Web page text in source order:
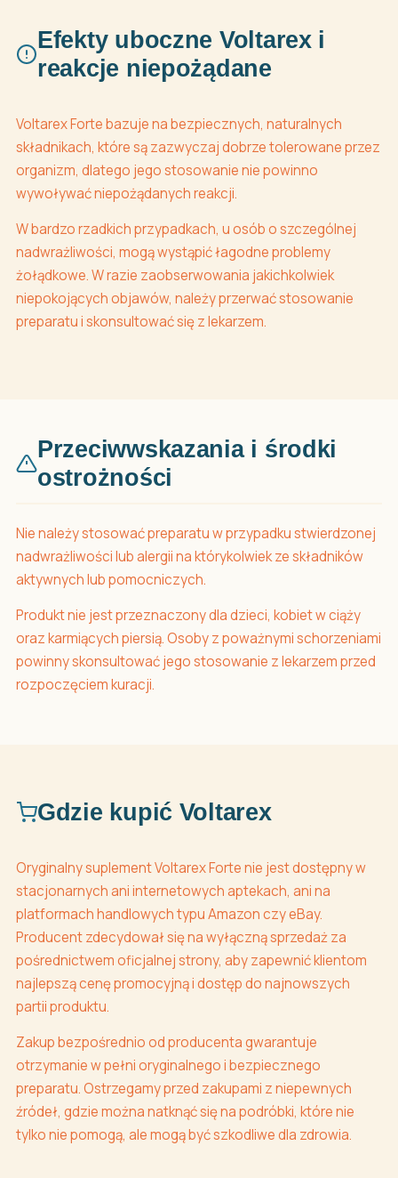
Efekty uboczne Voltarex i
reakcje niepożądane
Voltarex Forte bazuje na bezpiecznych, naturalnych
składnikach, które są zazwyczaj dobrze tolerowane przez
organizm, dlatego jego stosowanie nie powinno
wywoływać niepożądanych reakcji.
W bardzo rzadkich przypadkach, u osób o szczególnej
nadwrażliwości, mogą wystąpić łagodne problemy
żołądkowe. W razie zaobserwowania jakichkolwiek
niepokojących objawów, należy przerwać stosowanie
preparatu i skonsultować się z lekarzem.
Przeciwwskazania i środki
ostrożności
Nie należy stosować preparatu w przypadku stwierdzonej
nadwrażliwości lub alergii na którykolwiek ze składników
aktywnych lub pomocniczych.
Produkt nie jest przeznaczony dla dzieci, kobiet w ciąży
oraz karmiących piersią. Osoby z poważnymi schorzeniami
powinny skonsultować jego stosowanie z lekarzem przed
rozpoczęciem kuracji.
Gdzie kupić Voltarex
Oryginalny suplement Voltarex Forte nie jest dostępny w
stacjonarnych ani internetowych aptekach, ani na
platformach handlowych typu Amazon czy eBay.
Producent zdecydował się na wyłączną sprzedaż za
pośrednictwem oficjalnej strony, aby zapewnić klientom
najlepszą cenę promocyjną i dostęp do najnowszych
partii produktu.
Zakup bezpośrednio od producenta gwarantuje
otrzymanie w pełni oryginalnego i bezpiecznego
preparatu. Ostrzegamy przed zakupami z niepewnych
źródeł, gdzie można natknąć się na podróbki, które nie
tylko nie pomogą, ale mogą być szkodliwe dla zdrowia.